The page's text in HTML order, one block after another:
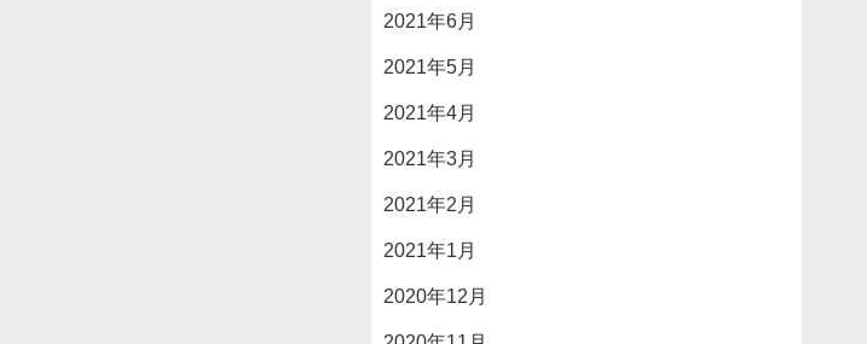
2021年6月
2021年5月
2021年4月
2021年3月
2021年2月
2021年1月
2020年12月